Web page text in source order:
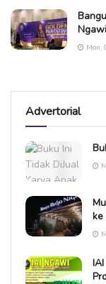
Mon,
Advertorial
ke